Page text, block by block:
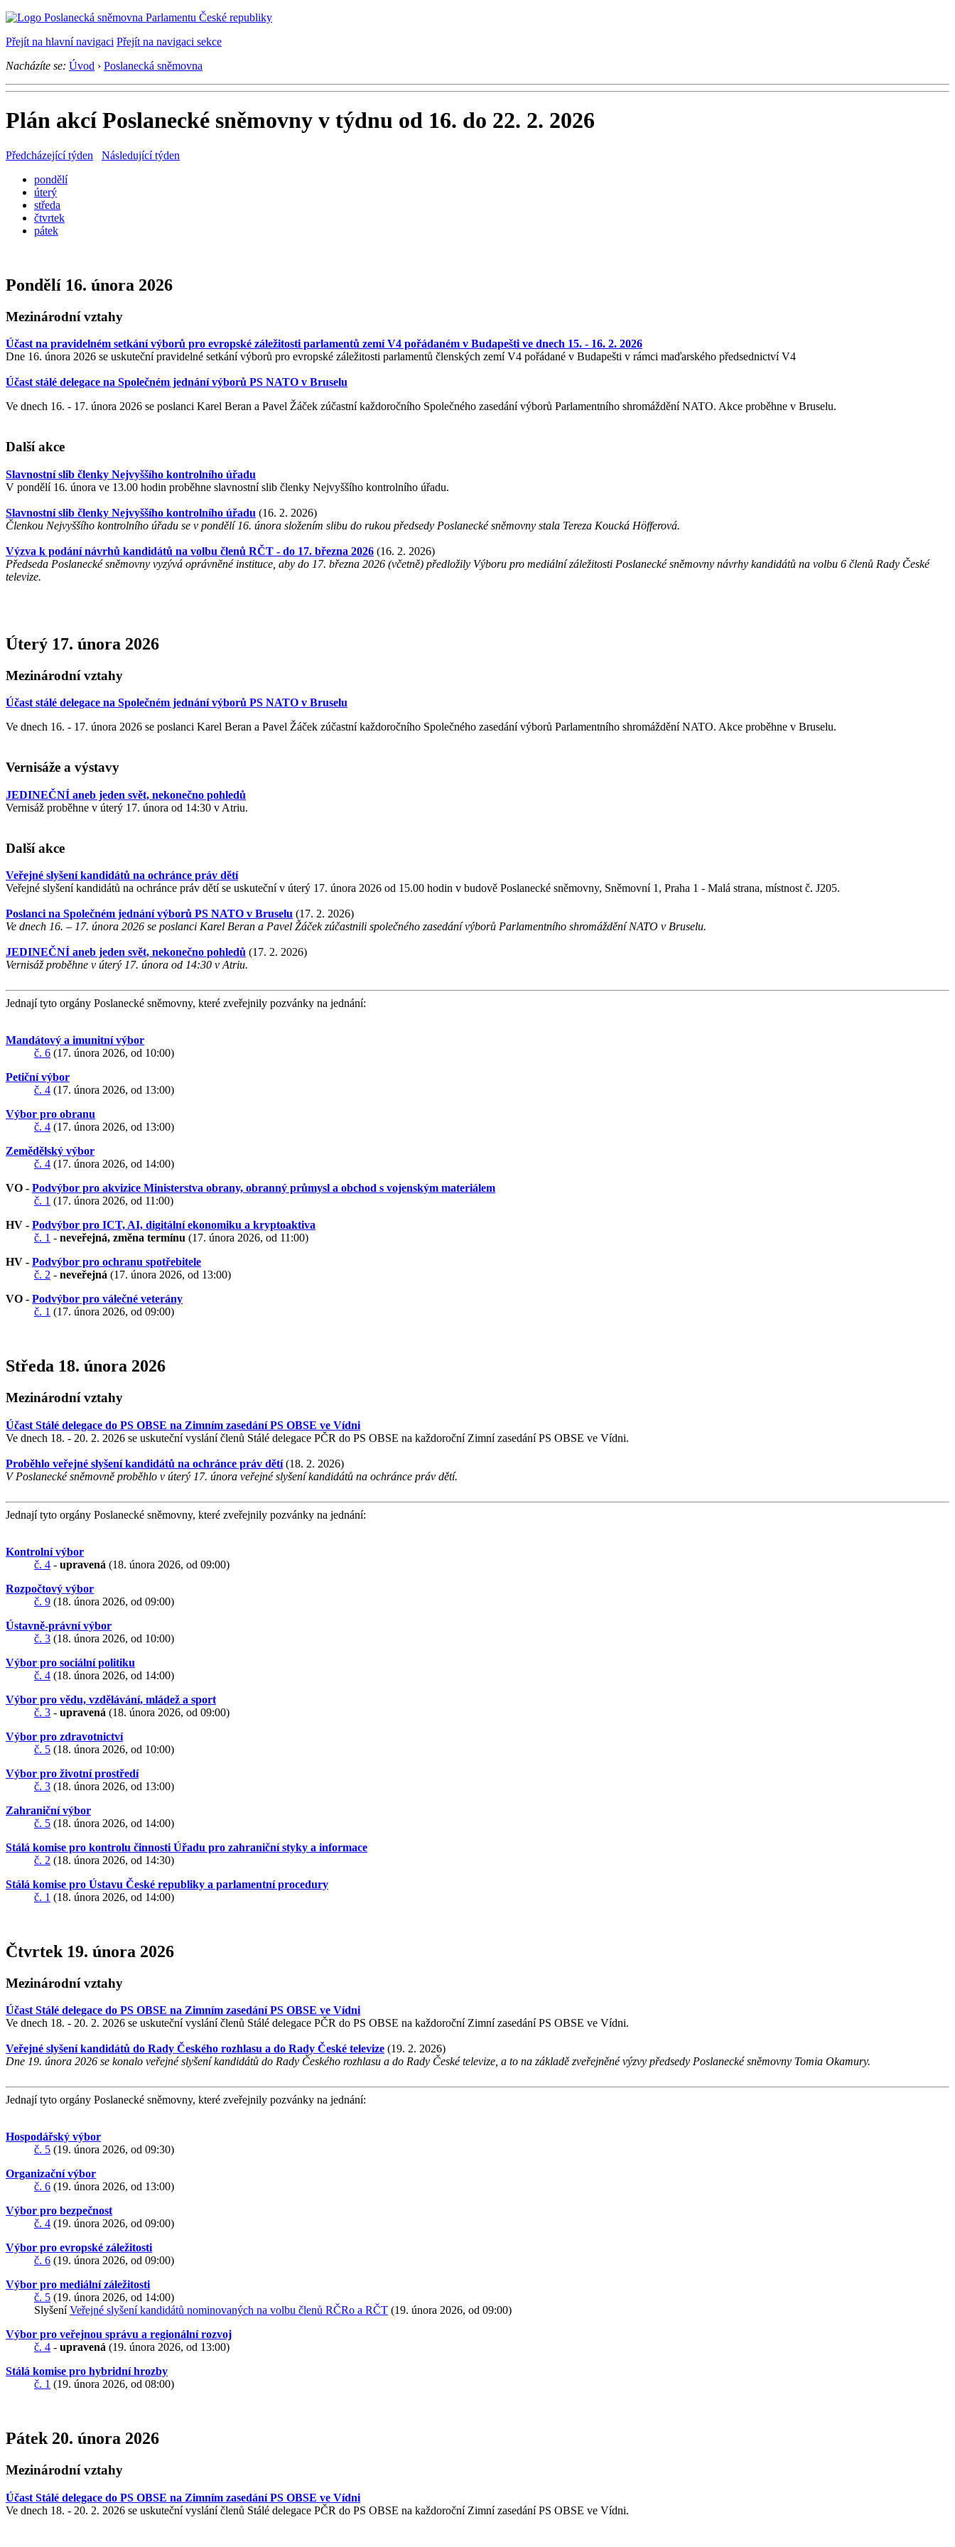
Přejít na hlavní navigaci Přejít na navigaci sekce
Nacházíte se: Úvod › Poslanecká sněmovna
Plán akcí Poslanecké sněmovny v týdnu od 16. do 22. 2. 2026
Předcházející týden
Následující týden
pondělí
úterý
středa
čtvrtek
pátek
Pondělí 16. února 2026
Mezinárodní vztahy
Účast na pravidelném setkání výborů pro evropské záležitosti parlamentů zemí V4 pořádaném v Budapešti ve dnech 15. - 16. 2. 2026
Dne 16. února 2026 se uskuteční pravidelné setkání výborů pro evropské záležitosti parlamentů členských zemí V4 pořádané v Budapešti v rámci maďarského předsednictví V4
Účast stálé delegace na Společném jednání výborů PS NATO v Bruselu
Ve dnech 16. - 17. února 2026 se poslanci Karel Beran a Pavel Žáček zúčastní každoročního Společného zasedání výborů Parlamentního shromáždění NATO. Akce proběhne v Bruselu.
Další akce
Slavnostní slib členky Nejvyššího kontrolního úřadu
V pondělí 16. února ve 13.00 hodin proběhne slavnostní slib členky Nejvyššího kontrolního úřadu.
Slavnostní slib členky Nejvyššího kontrolního úřadu (16. 2. 2026)
Členkou Nejvyššího kontrolního úřadu se v pondělí 16. února složením slibu do rukou předsedy Poslanecké sněmovny stala Tereza Koucká Höfferová.
Výzva k podání návrhů kandidátů na volbu členů RČT - do 17. března 2026 (16. 2. 2026)
Předseda Poslanecké sněmovny vyzývá oprávněné instituce, aby do 17. března 2026 (včetně) předložily Výboru pro mediální záležitosti Poslanecké sněmovny návrhy kandidátů na volbu 6 členů Rady České
televize.
Úterý 17. února 2026
Mezinárodní vztahy
Účast stálé delegace na Společném jednání výborů PS NATO v Bruselu
Ve dnech 16. - 17. února 2026 se poslanci Karel Beran a Pavel Žáček zúčastní každoročního Společného zasedání výborů Parlamentního shromáždění NATO. Akce proběhne v Bruselu.
Vernisáže a výstavy
JEDINEČNÍ aneb jeden svět, nekonečno pohledů
Vernisáž proběhne v úterý 17. února od 14:30 v Atriu.
Další akce
Veřejné slyšení kandidátů na ochránce práv dětí
Veřejné slyšení kandidátů na ochránce práv dětíse uskuteční v úterý 17. února 2026 od 15.00 hodin v budově Poslanecké sněmovny, Sněmovní 1, Praha 1 - Malá strana, místnost č. J205.
Poslanci na Společném jednání výborů PS NATO v Bruselu (17. 2. 2026)
Ve dnech 16. – 17. února 2026 se poslanci Karel Beran a Pavel Žáček zúčastnili společného zasedání výborů Parlamentního shromáždění NATO v Bruselu.
JEDINEČNÍ aneb jeden svět, nekonečno pohledů (17. 2. 2026)
Vernisáž proběhne v úterý 17. února od 14:30 v Atriu.
Jednají tyto orgány Poslanecké sněmovny, které zveřejnily pozvánky na jednání:
Mandátový a imunitní výbor
č. 6 (17. února 2026, od 10:00)
Petiční výbor
č. 4 (17. února 2026, od 13:00)
Výbor pro obranu
č. 4 (17. února 2026, od 13:00)
Zemědělský výbor
č. 4 (17. února 2026, od 14:00)
VO - Podvýbor pro akvizice Ministerstva obrany, obranný průmysl a obchod s vojenským materiálem
č. 1 (17. února 2026, od 11:00)
HV - Podvýbor pro ICT, AI, digitální ekonomiku a kryptoaktiva
č. 1 - neveřejná, změna termínu (17. února 2026, od 11:00)
HV - Podvýbor pro ochranu spotřebitele
č. 2 - neveřejná (17. února 2026, od 13:00)
VO - Podvýbor pro válečné veterány
č. 1 (17. února 2026, od 09:00)
Středa 18. února 2026
Mezinárodní vztahy
Účast Stálé delegace do PS OBSE na Zimním zasedání PS OBSE ve Vídni
Ve dnech 18. - 20. 2. 2026 se uskuteční vyslání členů Stálé delegace PČR do PS OBSE na každoroční Zimní zasedání PS OBSE ve Vídni.
Proběhlo veřejné slyšení kandidátů na ochránce práv dětí(18. 2. 2026)
V Poslanecké sněmovně proběhlo v úterý 17. února veřejné slyšení kandidátů na ochránce práv dětí.
Jednají tyto orgány Poslanecké sněmovny, které zveřejnily pozvánky na jednání:
Kontrolní výbor
č. 4 - upravená (18. února 2026, od 09:00)
Rozpočtový výbor
č. 9 (18. února 2026, od 09:00)
Ústavně-právní výbor
č. 3 (18. února 2026, od 10:00)
Výbor pro sociální politiku
č. 4 (18. února 2026, od 14:00)
Výbor pro vědu, vzdělávání, mládež a sport
č. 3 - upravená (18. února 2026, od 09:00)
Výbor pro zdravotnictví
č. 5 (18. února 2026, od 10:00)
Výbor pro životní prostředí
č. 3 (18. února 2026, od 13:00)
Zahraniční výbor
č. 5 (18. února 2026, od 14:00)
Stálá komise pro kontrolu činnosti Úřadu pro zahraniční styky a informace
č. 2 (18. února 2026, od 14:30)
Stálá komise pro Ústavu České republiky a parlamentní procedury
č. 1 (18. února 2026, od 14:00)
Čtvrtek 19. února 2026
Mezinárodní vztahy
Účast Stálé delegace do PS OBSE na Zimním zasedání PS OBSE ve Vídni
Ve dnech 18. - 20. 2. 2026 se uskuteční vyslání členů Stálé delegace PČR do PS OBSE na každoroční Zimní zasedání PS OBSE ve Vídni.
Veřejné slyšení kandidátů do Rady Českého rozhlasu a do Rady České televize (19. 2. 2026)
Dne 19. února 2026 se konalo veřejné slyšení kandidátů do Rady Českého rozhlasu a do Rady České televize, a to na základě zveřejněné výzvy předsedy Poslanecké sněmovny Tomia Okamury.
Jednají tyto orgány Poslanecké sněmovny, které zveřejnily pozvánky na jednání:
Hospodářský výbor
č. 5 (19. února 2026, od 09:30)
Organizační výbor
č. 6 (19. února 2026, od 13:00)
Výbor pro bezpečnost
č. 4 (19. února 2026, od 09:00)
Výbor pro evropské záležitosti
č. 6 (19. února 2026, od 09:00)
Výbor pro mediální záležitosti
č. 5 (19. února 2026, od 14:00)
SlyšeníVeřejné slyšení kandidátů nominovaných na volbu členů RČRo a RČT (19. února 2026, od 09:00)
Výbor pro veřejnou správu a regionální rozvoj
č. 4 - upravená (19. února 2026, od 13:00)
Stálá komise pro hybridní hrozby
č. 1 (19. února 2026, od 08:00)
Pátek 20. února 2026
Mezinárodní vztahy
Účast Stálé delegace do PS OBSE na Zimním zasedání PS OBSE ve Vídni
Ve dnech 18. - 20. 2. 2026 se uskuteční vyslání členů Stálé delegace PČR do PS OBSE na každoroční Zimní zasedání PS OBSE ve Vídni.